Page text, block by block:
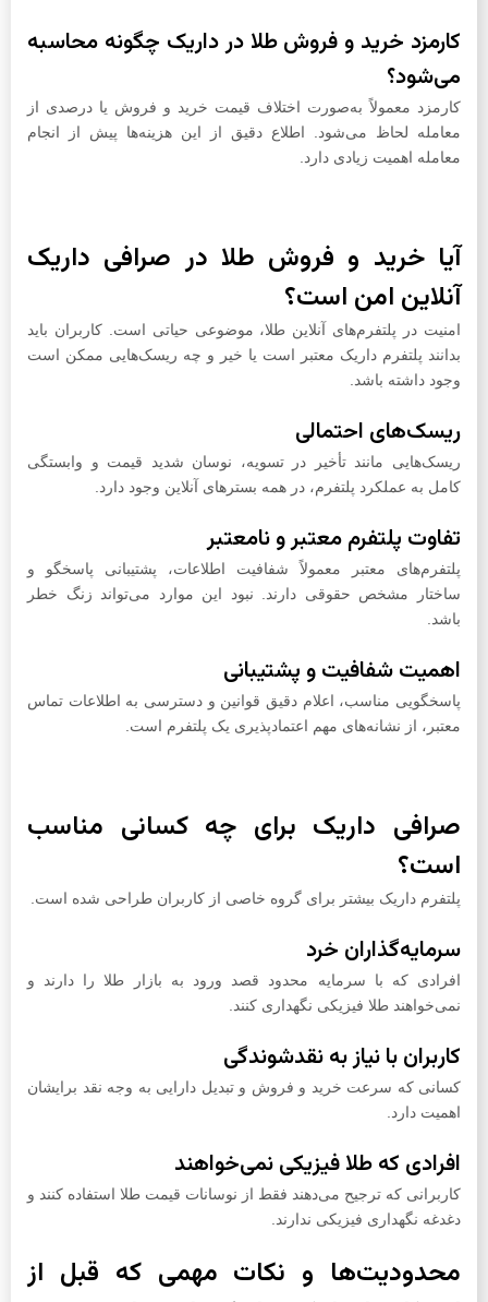
کارمزد خرید و فروش طلا در داریک چگونه محاسبه
می‌شود؟
کارمزد معمولاً به‌صورت اختلاف قیمت خرید و فروش یا درصدی از
معامله لحاظ می‌شود. اطلاع دقیق از این هزینه‌ها پیش از انجام
معامله اهمیت زیادی دارد.
آیا خرید و فروش طلا در صرافی داریک
آنلاین امن است؟
امنیت در پلتفرم‌های آنلاین طلا، موضوعی حیاتی است. کاربران باید
بدانند پلتفرم داریک معتبر است یا خیر و چه ریسک‌هایی ممکن است
وجود داشته باشد.
ریسک‌های احتمالی
ریسک‌هایی مانند تأخیر در تسویه، نوسان شدید قیمت و وابستگی
کامل به عملکرد پلتفرم، در همه بسترهای آنلاین وجود دارد.
تفاوت پلتفرم معتبر و نامعتبر
پلتفرم‌های معتبر معمولاً شفافیت اطلاعات، پشتیبانی پاسخگو و
ساختار مشخص حقوقی دارند. نبود این موارد می‌تواند زنگ خطر
باشد.
اهمیت شفافیت و پشتیبانی
پاسخگویی مناسب، اعلام دقیق قوانین و دسترسی به اطلاعات تماس
معتبر، از نشانه‌های مهم اعتمادپذیری یک پلتفرم است.
صرافی داریک برای چه کسانی مناسب
است؟
پلتفرم داریک بیشتر برای گروه خاصی از کاربران طراحی شده است.
سرمایه‌گذاران خرد
افرادی که با سرمایه محدود قصد ورود به بازار طلا را دارند و
نمی‌خواهند طلا فیزیکی نگهداری کنند.
کاربران با نیاز به نقدشوندگی
کسانی که سرعت خرید و فروش و تبدیل دارایی به وجه نقد برایشان
اهمیت دارد.
افرادی که طلا فیزیکی نمی‌خواهند
کاربرانی که ترجیح می‌دهند فقط از نوسانات قیمت طلا استفاده کنند و
دغدغه نگهداری فیزیکی ندارند.
محدودیت‌ها و نکات مهمی که قبل از